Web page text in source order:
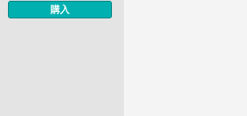
購入